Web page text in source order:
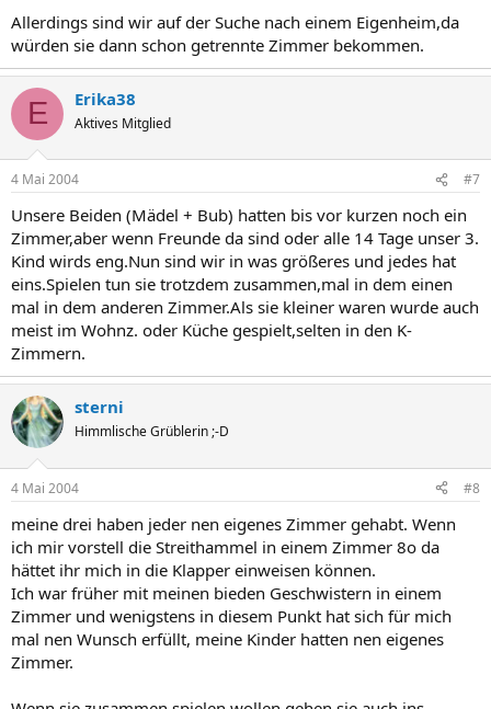
Allerdings sind wir auf der Suche nach einem Eigenheim,da
würden sie dann schon getrennte Zimmer bekommen.
E Erika38
Aktives Mitglied
4 Mai 2004 #7
Unsere Beiden (Mädel + Bub) hatten bis vor kurzen noch ein
Zimmer,aber wenn Freunde da sind oder alle 14 Tage unser 3.
Kind wirds eng.Nun sind wir in was größeres und jedes hat
eins.Spielen tun sie trotzdem zusammen,mal in dem einen
mal in dem anderen Zimmer.Als sie kleiner waren wurde auch
meist im Wohnz. oder Küche gespielt,selten in den K-
Zimmern.
sterni
Himmlische Grüblerin ;-D
4 Mai 2004 #8
meine drei haben jeder nen eigenes Zimmer gehabt. Wenn
ich mir vorstell die Streithammel in einem Zimmer 8o da
hättet ihr mich in die Klapper einweisen können.
Ich war früher mit meinen bieden Geschwistern in einem
Zimmer und wenigstens in diesem Punkt hat sich für mich
mal nen Wunsch erfüllt, meine Kinder hatten nen eigenes
Zimmer.